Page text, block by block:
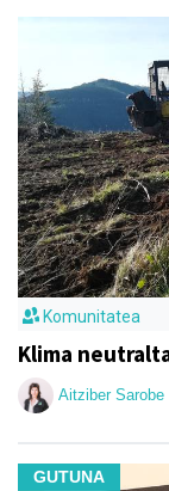
Komunitatea
Klima
Aitziber Sarobe
GUTUNA